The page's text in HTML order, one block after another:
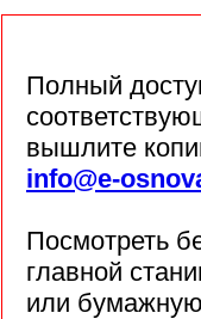
Полный
вышлите
info@e-
Посмотреть
главной
или